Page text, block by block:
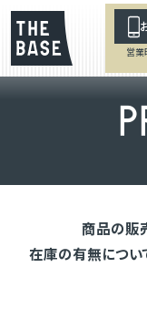
営
P
商品の販
在庫の有無につい